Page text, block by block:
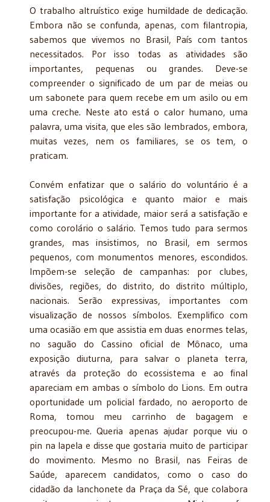
O trabalho altruístico exige humildade de dedicação.
Embora não se confunda, apenas, com filantropia,
sabemos que vivemos no Brasil, País com tantos
necessitados. Por isso todas as atividades são
importantes, pequenas ou grandes. Deve-se
compreender o significado de um par de meias ou
um sabonete para quem recebe em um asilo ou em
uma creche. Neste ato está o calor humano, uma
palavra, uma visita, que eles são lembrados, embora,
muitas vezes, nem os familiares, se os tem, o
praticam.
Convém enfatizar que o salário do voluntário é a
satisfação psicológica e quanto maior e mais
importante for a atividade, maior será a satisfação e
como corolário o salário. Temos tudo para sermos
grandes, mas insistimos, no Brasil, em sermos
pequenos, com monumentos menores, escondidos.
Impõem-se seleção de campanhas: por clubes,
divisões, regiões, do distrito, do distrito múltiplo,
nacionais. Serão expressivas, importantes com
visualização de nossos símbolos. Exemplifico com
uma ocasião em que assistia em duas enormes telas,
no saguão do Cassino oficial de Mônaco, uma
exposição diuturna, para salvar o planeta terra,
através da proteção do ecossistema e ao final
apareciam em ambas o símbolo do Lions. Em outra
oportunidade um policial fardado, no aeroporto de
Roma, tomou meu carrinho de bagagem e
preocupou-me. Queria apenas ajudar porque viu o
pin na lapela e disse que gostaria muito de participar
do movimento. Mesmo no Brasil, nas Feiras de
Saúde, aparecem candidatos, como o caso do
cidadão da lanchonete da Praça da Sé, que colabora